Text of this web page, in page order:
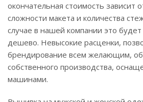
окончательная стоимость зависит
сложности макета и количества
случае в нашей компании это
дешево. Невысокие расценки,
брендирование всем желающим,
собственного производства,
машинами.